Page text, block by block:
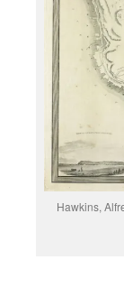
Hawkins,